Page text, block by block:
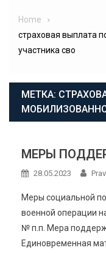
Home
страховая выплата
участника сво
МЕТКА:
МЕРЫ
28.05.2023
Меры социальной
военной операции
№ п.п. Мера
Единовременная